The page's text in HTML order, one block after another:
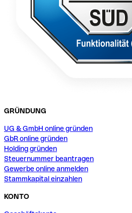
GRÜNDUNG
UG & GmbH online gründen
GbR online gründen
Holding gründen
Steuernummer beantragen
Gewerbe online anmelden
Stammkapital einzahlen
KONTO